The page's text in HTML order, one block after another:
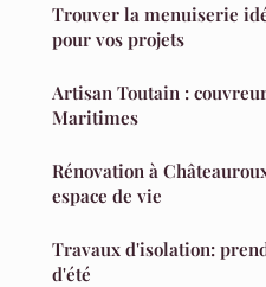
Trouver la menuiserie
pour vos projets
Artisan Toutain :
Maritimes
Rénovation à
espace de vie
Travaux d'isolation:
d'été